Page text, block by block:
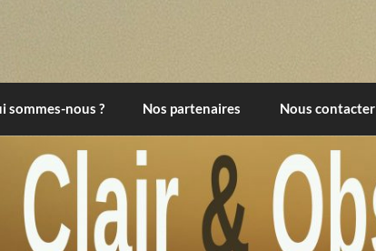
sommes-nous ? Nos partenaires Nous contacter